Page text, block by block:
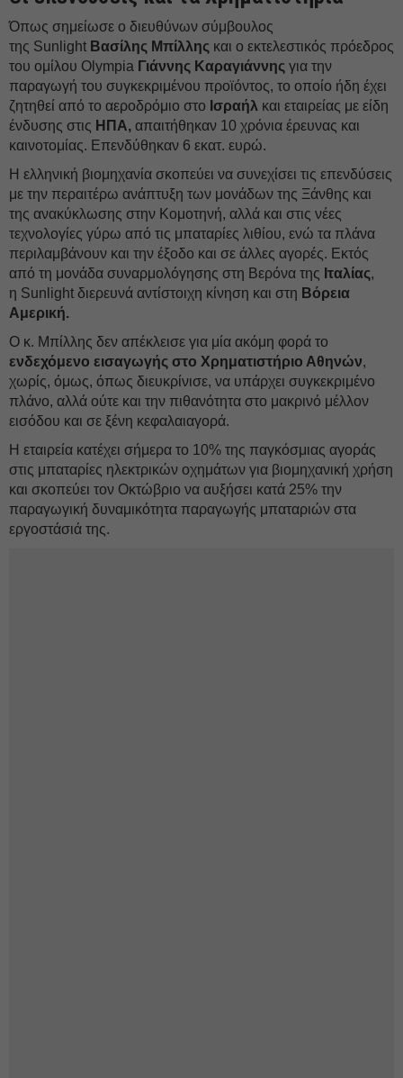
Όπως σημείωσε ο διευθύνων σύμβουλος
της Sunlight Βασίλης Μπίλλης και ο εκτελεστικός πρόεδρος
του ομίλου Olympia Γιάννης Καραγιάννης για την
παραγωγή του συγκεκριμένου προϊόντος, το οποίο ήδη έχει
ζητηθεί από το αεροδρόμιο στο Ισραήλ και εταιρείας με είδη
ένδυσης στις ΗΠΑ, απαιτήθηκαν 10 χρόνια έρευνας και
καινοτομίας. Επενδύθηκαν 6 εκατ. ευρώ.
Η ελληνική βιομηχανία σκοπεύει να συνεχίσει τις επενδύσεις
με την περαιτέρω ανάπτυξη των μονάδων της Ξάνθης και
της ανακύκλωσης στην Κομοτηνή, αλλά και στις νέες
τεχνολογίες γύρω από τις μπαταρίες λιθίου, ενώ τα πλάνα
περιλαμβάνουν και την έξοδο και σε άλλες αγορές. Εκτός
από τη μονάδα συναρμολόγησης στη Βερόνα της Ιταλίας,
η Sunlight διερευνά αντίστοιχη κίνηση και στη Βόρεια
Αμερική.
Ο κ. Μπίλλης δεν απέκλεισε για μία ακόμη φορά το
ενδεχόμενο εισαγωγής στο Χρηματιστήριο Αθηνών,
χωρίς, όμως, όπως διευκρίνισε, να υπάρχει συγκεκριμένο
πλάνο, αλλά ούτε και την πιθανότητα στο μακρινό μέλλον
εισόδου και σε ξένη κεφαλαιαγορά.
Η εταιρεία κατέχει σήμερα το 10% της παγκόσμιας αγοράς
στις μπαταρίες ηλεκτρικών οχημάτων για βιομηχανική χρήση
και σκοπεύει τον Οκτώβριο να αυξήσει κατά 25% την
παραγωγική δυναμικότητα παραγωγής μπαταριών στα
εργοστάσιά της.